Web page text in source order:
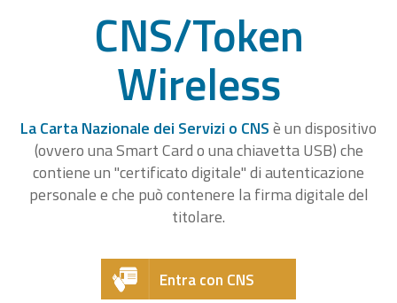
CNS/Token
Wireless
La Carta Nazionale dei Servizi o CNSè un dispositivo
(ovvero una Smart Card o una chiavetta USB) che
contiene un "certificato digitale" di autenticazione
personale e che può contenere la firma digitale del
titolare.
Entra con CNS